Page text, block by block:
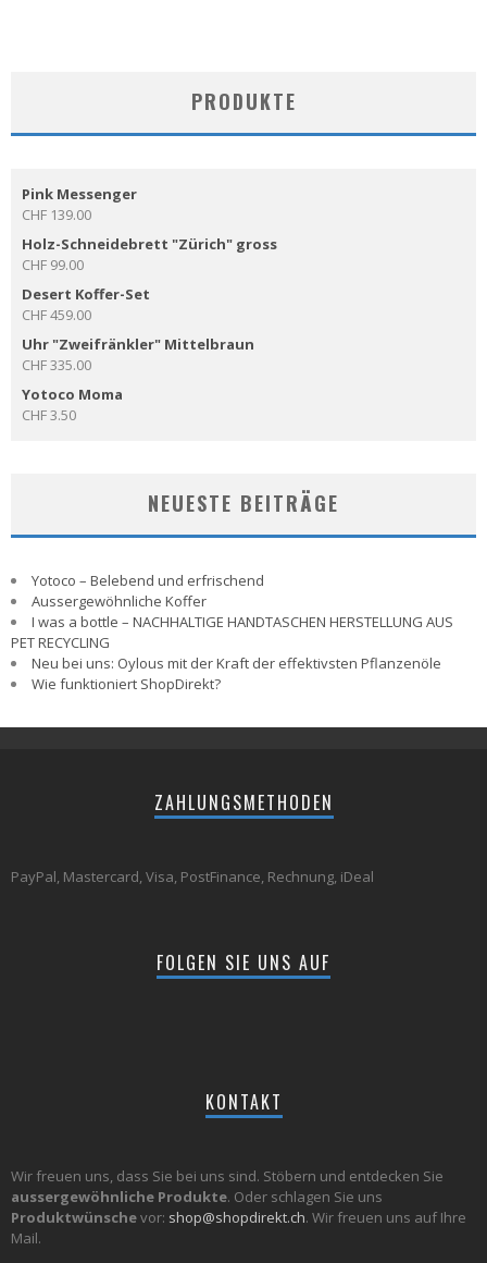
PRODUKTE
Pink Messenger
CHF 139.00
Holz-Schneidebrett "Zürich" gross
CHF 99.00
Desert Koffer-Set
CHF459.00
Uhr "Zweifränkler" Mittelbraun
CHF335.00
Yotoco Moma
CHF3.50
NEUESTE BEITRÄGE
Yotoco – Belebend und erfrischend
Aussergewöhnliche Koffer
I was a bottle – NACHHALTIGE HANDTASCHEN HERSTELLUNG AUS
PET RECYCLING
Neu bei uns: Oylous mit der Kraft der effektivsten Pflanzenöle
Wie funktioniert ShopDirekt?
ZAHLUNGSMETHODEN
PayPal, Mastercard, Visa, PostFinance, Rechnung, iDeal
FOLGEN SIE UNS AUF
KONTAKT
Wir freuen uns, dass Sie bei uns sind. Stöbern und entdecken Sie
aussergewöhnliche Produkte. Oder schlagen Sie uns
Produktwünschevor: shop@shopdirekt.ch. Wir freuen uns auf Ihre
Mail.